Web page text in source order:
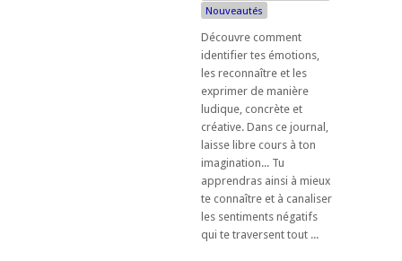
Nouveautés
Découvre comment
identifier tes émotions,
les reconnaître et les
exprimer de manière
ludique, concrète et
créative. Dans ce journal,
laisse libre cours à ton
imagination... Tu
apprendras ainsi à mieux
te connaître et à canaliser
les sentiments négatifs
qui te traversent tout ...